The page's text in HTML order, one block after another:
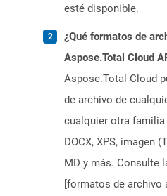
esté disponible.
¿Qué formatos de
Aspose.Total Cloud
Aspose.Total Cloud
de archivo de
cualquier otra familia
DOCX, XPS, imagen
MD y más. Consulte
[formatos de archivo